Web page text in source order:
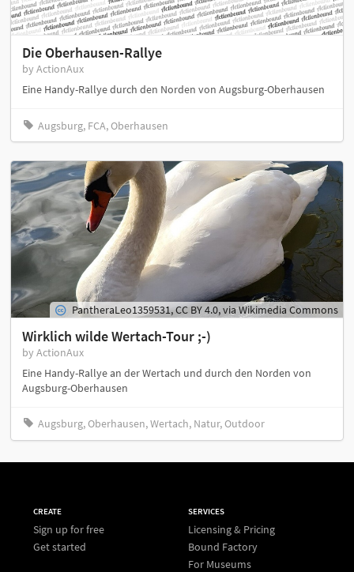
Die Oberhausen-Rallye
by ActionAux
Eine Handy-Rallye durch den Norden von Augsburg-Oberhausen
Augsburg, FCA, Oberhausen
PantheraLeo1359531, CC BY 4.0, via Wikimedia Commons
Wirklich wilde Wertach-Tour ;-)
by ActionAux
Eine Handy-Rallye an der Wertach und durch den Norden von
Augsburg-Oberhausen
Augsburg, Oberhausen, Wertach, Natur, Outdoor
CREATE
Sign up for free
Get started
SERVICES
Licensing & Pricing
Bound Factory
For Museums